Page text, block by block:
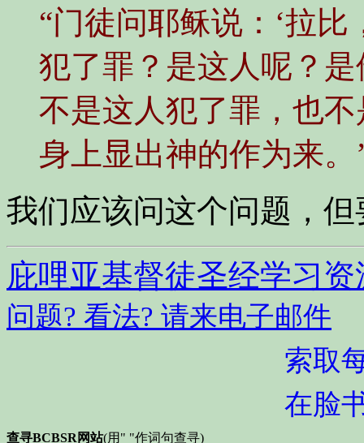
“门徒问耶稣说：‘拉
犯了罪？是这人呢？是
不是这人犯了罪，也
身上显出神的作为来。
我们应该问这个问题，
庇哩亚基督徒圣经学习资
问题? 看法? 请来电子邮件
索取
在脸
查寻BCBSR网站(用" "作词句查寻)